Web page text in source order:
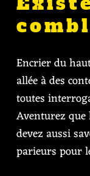
Encrier du
allée à des
toutes
Aventurez que
devez aussi
parieurs pour